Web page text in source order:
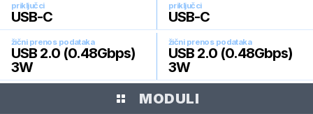
priključci
USB-C
priključci
USB-C
žični prenos podataka
USB 2.0 (0.48Gbps)
3W
žični prenos podataka
USB 2.0 (0.48Gbps)
3W
MODULI